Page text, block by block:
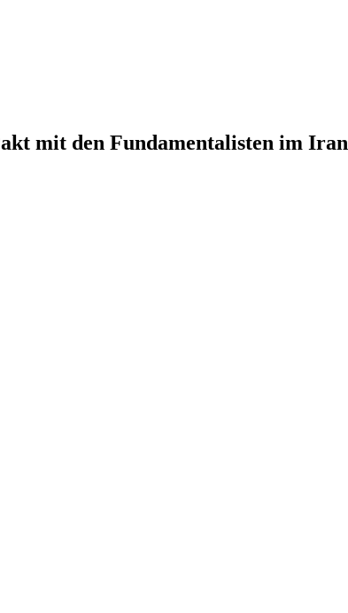
mit den Funda­men­ta­listen im Iran